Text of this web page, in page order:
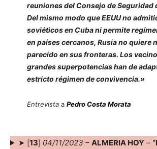
reuniones del Consejo de Seguridad
Del mismo modo que EEUU no
soviéticos en Cuba ni permite
en países cercanos, Rusia no quiere
parecido en sus fronteras. Los
grandes superpotencias han de
estricto régimen de convivencia.»
Entrevistaa Pedro Costa Morata
➤ [13] 04/11/2023 – ALMERIA HOY–